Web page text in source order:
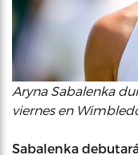
Aryna Sabalenka
viernes en
Sabalenka